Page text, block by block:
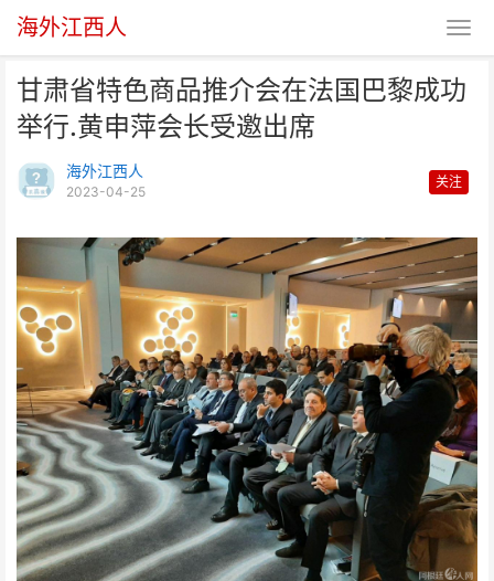
海外江西人
甘肃省特色商品推介会在法国巴黎成功
举行.黄申萍会长受邀出席
海外江西人
2023-04-25
关注
甘肃省特色商品推介会在法国巴黎
成功举行.黄申萍会长受